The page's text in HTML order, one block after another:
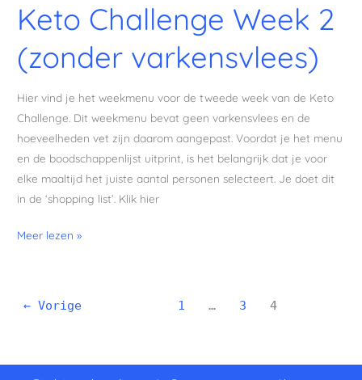
Keto Challenge Week 2
(zonder varkensvlees)
Hier vind je het weekmenu voor de tweede week van de Keto
Challenge. Dit weekmenu bevat geen varkensvlees en de
hoeveelheden vet zijn daarom aangepast. Voordat je het menu
en de boodschappenlijst uitprint, is het belangrijk dat je voor
elke maaltijd het juiste aantal personen selecteert. Je doet dit
in de ‘shopping list’. Klik hier
Keto
Challenge
Week
2
Meer lezen »
← Vorige 1 … 3 4